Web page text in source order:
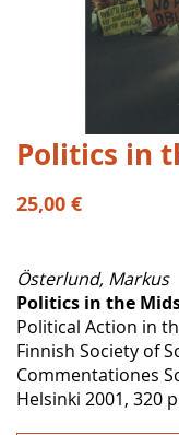
Skip
to
the
beginning
the
images
gallery
Politics in
25,00 €
Österlund, Markus
Politics in the
Political Action in
Finnish Society of
Commentationes
Helsinki 2001, 320